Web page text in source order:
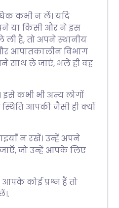
कभी न लें। यदि
या किसी और ने इस
ली है, तो अपने स्थानीय
आपातकालीन विभाग
साथ ले जाएं, भले ही वह
कभी भी अन्य लोगों
आपकी जैसी ही क्यों
न रखें। उन्हें अपने
जो उन्हें आपके लिए
कोई प्रश्न हैं तो